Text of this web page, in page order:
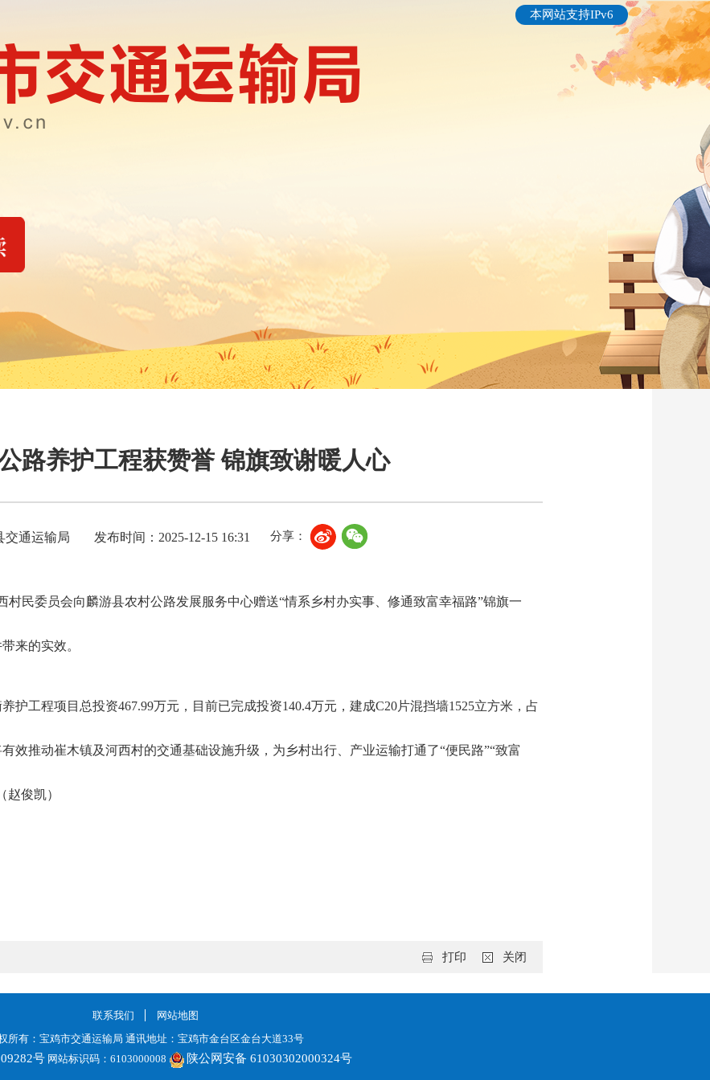
本网站支持IPv6
路养护工程获赞誉 锦旗致谢暖人心
交通运输局 发布时间：2025-12-15 16:31 分享：
村民委员会向麟游县农村公路发展服务中心赠送“情系乡村办实事、修通致富幸福路”锦旗一
带来的实效。
护工程项目总投资467.99万元，目前已完成投资140.4万元，建成C20片混挡墙1525立方米，占
效推动崔木镇及河西村的交通基础设施升级，为乡村出行、产业运输打通了“便民路”“致富
俊凯）
关闭
打印
联系我们
网站地图
所有：宝鸡市交通运输局 通讯地址：宝鸡市金台区金台大道33号
号 网站标识码：6103000008 陕公网安备 61030302000324号